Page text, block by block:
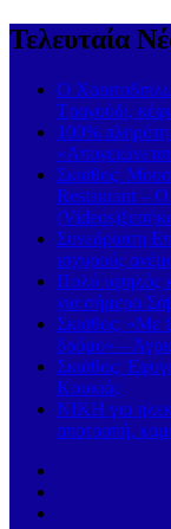
Τελευταία
Ο
Τραγούδι,
100%
Σκιάθος:
Restaurant –
Συνεδρίαση
ισχυρούς
Πολύ υψηλός
για σήμερα
Σκιάθος: «Με
δρόμο» –
Σκιάθος:
Κουκιάς
ΝΙΚΗ για
αποτροπή,